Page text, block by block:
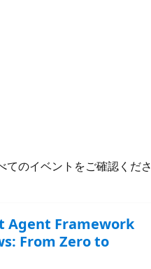
てのイベントをご確認くださ
Agent Framework
From Zero to